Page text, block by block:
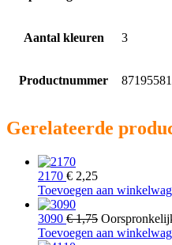
Aantal kleuren 3
Productnummer
Gerelateerde
2170 € 2,25
Toevoegen aan
3090 €1,75
Toevoegen aan